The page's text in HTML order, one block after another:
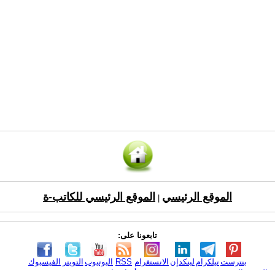
الموقع الرئيسي الموقع الرئيسي للكاتب-ة
تابعونا على:
الفيسبوك التويتر اليوتيوب RSS الانستغرام لينكدإن تيلكرامبنترست